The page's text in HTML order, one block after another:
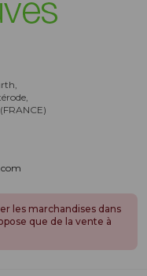
les marchandises dans
que de la vente à